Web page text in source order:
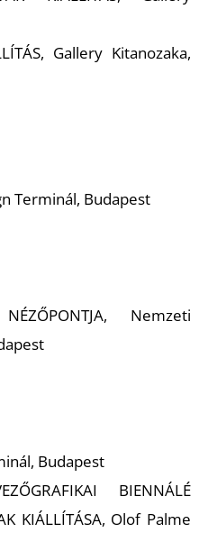
Gallery Kitanozaka,
Terminál, Budapest
Nemzeti
Budapest
BIENNÁLÉ
KIÁLLÍTÁSA, Olof Palme